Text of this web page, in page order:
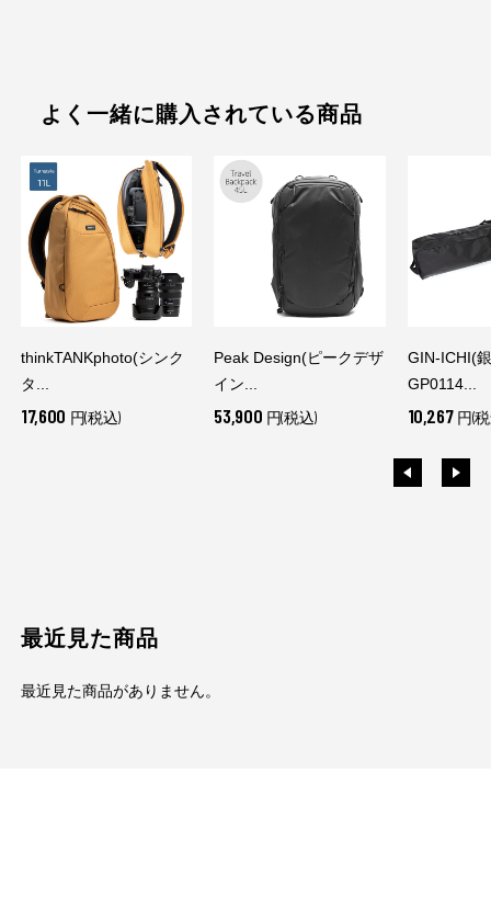
よく一緒に購入されている商品
thinkTANKphoto(シンク
タ...
17,600 円(税込)
Peak Design(ピークデザ
イン...
53,900 円(税込)
GIN-ICHI(
GP0114...
10,267 円(
最近見た商品
最近見た商品がありません。